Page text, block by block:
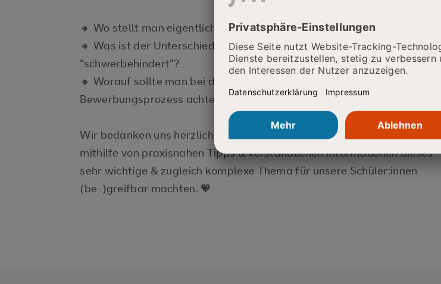
🔸 Wo stellt man eigentlich einen Antrag auf Schwerbehinderung?
🔸 Was ist der Unterschied zwischen "gleichgestellt" und
"schwerbehindert"?
🔸 Worauf sollte man bei der Berufs- und Stellenwahl oder im
Bewerbungsprozess achten?
Wir bedanken uns herzlich bei unseren beiden Gästen dafür, dass sie
mithilfe von praxisnahen Tipps & verständlichen Informationen dieses
sehr wichtige & zugleich komplexe Thema für unsere Schüler:innen
(be-)greifbar machten. 🧡